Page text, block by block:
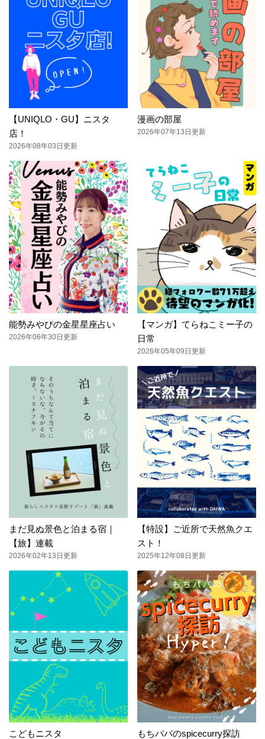
【UNIQLO・GU】ニスタ
店！
2026年08年03日更新
漫画の部屋
2026年07年13日更新
能勢みやびの金星星座占い
2026年06年30日更新
【マンガ】てらねこミー子の
日常
2026年05年09日更新
まだ見ぬ景色と泊まる宿｜
【旅】連載
2026年02年13日更新
【特設】ご近所で天然魚クエ
スト！
2025年12年08日更新
こどもニスタ もちパパのspicecurry探訪